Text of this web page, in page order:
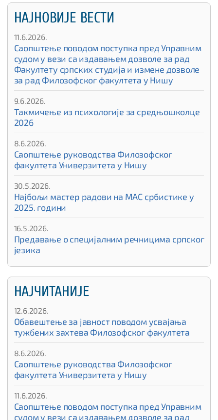
НАЈНОВИЈЕ ВЕСТИ
11.6.2026.
Саопштење поводом поступка пред Управним
судом у вези са издавањем дозволе за рад
Факултету српских студија и измене дозволе
за рад Филозофског факултета у Нишу
9.6.2026.
Такмичење из психологије за средњошколце
2026
8.6.2026.
Саопштење руководства Филозофског
факултета Универзитета у Нишу
30.5.2026.
Најбољи мастер радови на МАС србистике у
2025. години
16.5.2026.
Предавање о специјалним речницима српског
језика
НАЈЧИТАНИЈЕ
12.6.2026.
Обавештење за јавност поводом усвајања
тужбених захтева Филозофског факултета
8.6.2026.
Саопштење руководства Филозофског
факултета Универзитета у Нишу
11.6.2026.
Саопштење поводом поступка пред Управним
судом у вези са издавањем дозволе за рад